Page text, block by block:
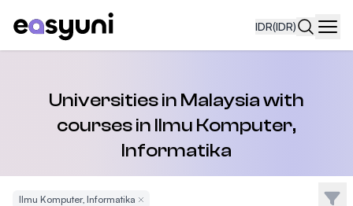
IDR(IDR)
Universities in Malaysia with
courses in Ilmu Komputer,
Informatika
Ilmu Komputer, Informatika Remove Filter Filter